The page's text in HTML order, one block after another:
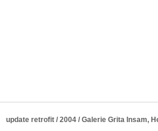
update retrofit / 2004 / Galerie Grita Insam,